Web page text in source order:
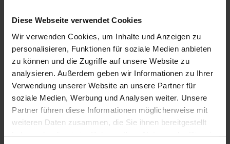
Diese Webseite verwendet Cookies
Wir verwenden Cookies, um Inhalte und Anzeigen zu
personalisieren, Funktionen für soziale Medien anbieten
zu können und die Zugriffe auf unsere Website zu
analysieren. Außerdem geben wir Informationen zu Ihrer
Verwendung unserer Website an unsere Partner für
soziale Medien, Werbung und Analysen weiter. Unsere
Partner führen diese Informationen möglicherweise mit
weiteren Daten zusammen, die Sie ihnen bereitgestellt
Téléchargements
CAD-Download
Secteurs